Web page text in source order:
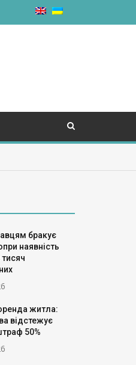
бракує
наявність
тисяч
житла:
відстежує
50%